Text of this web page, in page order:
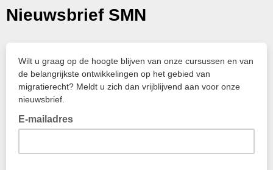
Nieuwsbrief SMN
Wilt u graag op de hoogte blijven van onze cursussen en van
de belangrijkste ontwikkelingen op het gebied van
migratierecht? Meldt u zich dan vrijblijvend aan voor onze
nieuwsbrief.
E-mailadres